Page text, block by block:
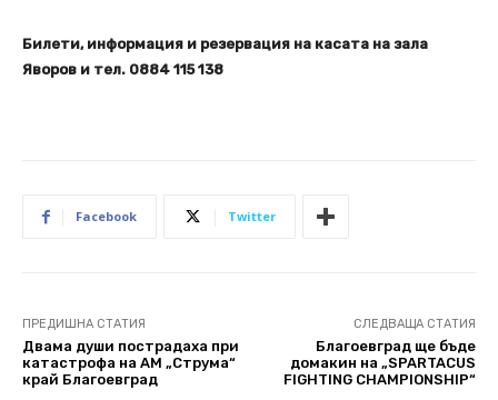
Билети, информация и резервация на касата на зала
Яворов и тел. 0884 115 138
Facebook Twitter
ПРЕДИШНА СТАТИЯ
Двама души пострадаха при
катастрофа на АМ „Струма“
край Благоевград
СЛЕДВАЩА СТАТИЯ
Благоевград ще бъде
домакин на „SPARTACUS
FIGHTING CHAMPIONSHIP“